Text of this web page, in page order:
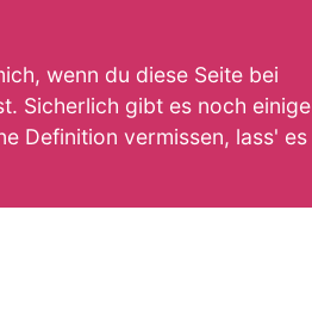
wenn du diese Seite bei
Sicherlich gibt es noch einige
Definition vermissen, lass' es